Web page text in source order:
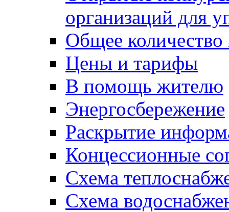
организаций для
Общее
Цены и тарифы
В помощь жителю
Энергосбережение
Раскрытие
Концессионные
Схема
Схема